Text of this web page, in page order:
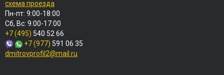
схема проезда
Пн-пт: 9:00-18:00
Сб, Вс: 9:00-17:00
+7 (495) 540 52 66
+7 (977) 591 06 35
dmitrovprofil2@mail.ru